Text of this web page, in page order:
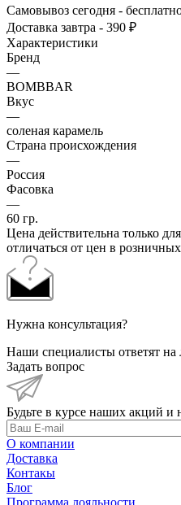
Самовывоз сегодня -
Доставка завтра - 390 ₽
Характеристики
Бренд
—
BOMBBAR
Вкус
—
соленая карамель
Страна происхождения
—
Россия
Фасовка
—
60 гр.
Цена действительна только
отличаться от цен в
Нужна консультация?
Наши специалисты ответят
Задать вопрос
Будьте в курсе наших акций и
О компании
Доставка
Контакы
Блог
Программа лояльности